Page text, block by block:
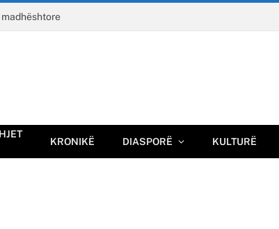
KRONIKË DIASPORË KULTURË